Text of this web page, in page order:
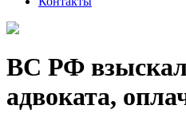
ВС РФ
адвоката,